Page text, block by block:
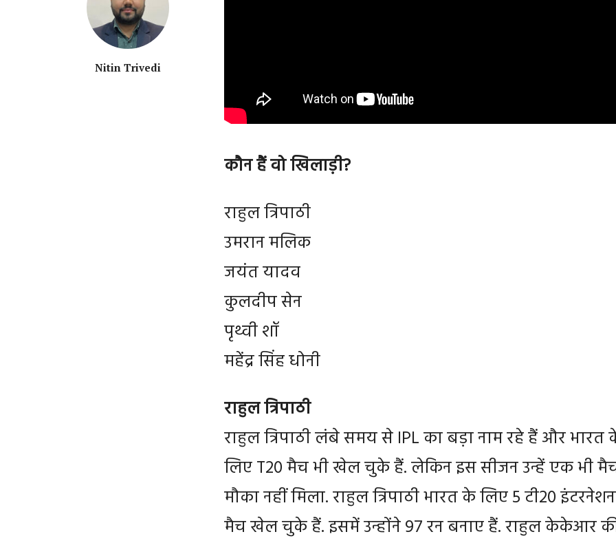
Nitin Trivedi
कौन हैं वो खिलाड़ी?
राहुल त्रिपाठी
उमरान मलिक
जयंत यादव
कुलदीप सेन
पृथ्वी शॉ
महेंद्र सिंह धोनी
राहुल त्रिपाठी
राहुल त्रिपाठी लंबे समय से IPL का बड़ा नाम रहे हैं और भारत
लिए T20 मैच भी खेल चुके हैं. लेकिन इस सीजन उन्हें एक भी
मौका नहीं मिला. राहुल त्रिपाठी भारत के लिए 5 टी20
मैच खेल चुके हैं. इसमें उन्होंने 97 रन बनाए हैं. राहुल केकेआर